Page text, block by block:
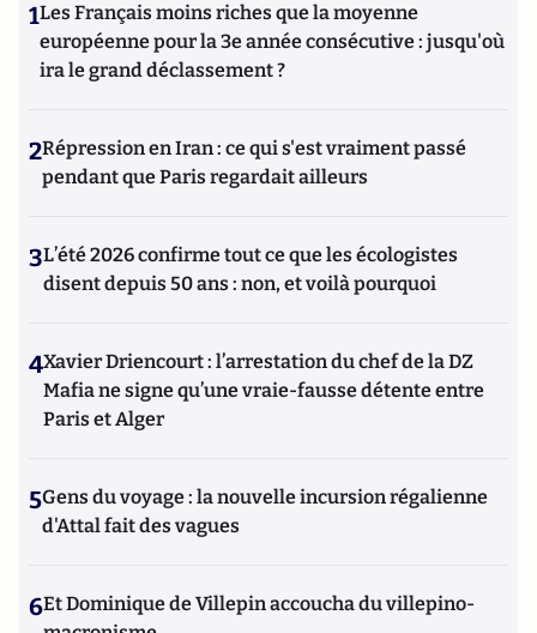
1Les Français moins riches que la moyenne
européenne pour la 3e année consécutive : jusqu'où
ira le grand déclassement ?
2Répression en Iran : ce qui s'est vraiment passé
pendant que Paris regardait ailleurs
3L’été 2026 confirme tout ce que les écologistes
disent depuis 50 ans : non, et voilà pourquoi
4Xavier Driencourt : l’arrestation du chef de la DZ
Mafia ne signe qu’une vraie-fausse détente entre
Paris et Alger
5Gens du voyage : la nouvelle incursion régalienne
d'Attal fait des vagues
6Et Dominique de Villepin accoucha du villepino-